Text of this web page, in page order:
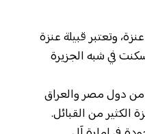
وتعتبر قبيلة عنزة
في شبه الجزيرة
من دول مصر والعراق
الكثير من القبائل.